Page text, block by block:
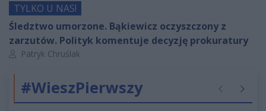
TYLKO U NAS!
Śledztwo umorzone. Bąkiewicz oczyszczony z
zarzutów. Polityk komentuje decyzję prokuratury
Autor artykułu:
Patryk Chruślak
#WieszPierwszy Poprzednie